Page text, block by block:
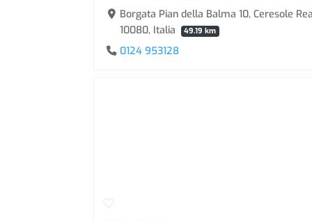
Borgata Pian della Balma 10, Ceresole
10080, Italia
49.19 km
0124 953128